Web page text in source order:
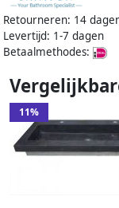
Retourneren: 14
Levertijd: 1-7 dagen
Betaalmethodes:
11%